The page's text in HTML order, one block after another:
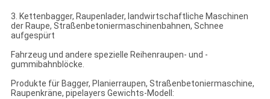
3. Kettenbagger, Raupenlader, landwirtschaftliche Maschinen
der Raupe, Straßenbetoniermaschinenbahnen, Schnee
aufgespürt
Fahrzeug und andere spezielle Reihenraupen- und -
gummibahnblöcke.
Produkte für Bagger, Planierraupen, Straßenbetoniermaschine,
Raupenkräne, pipelayers Gewichts-Modell: